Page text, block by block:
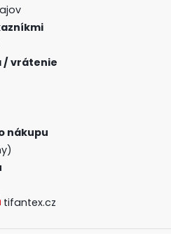
/ vrátenie
nákupu
tifantex.cz